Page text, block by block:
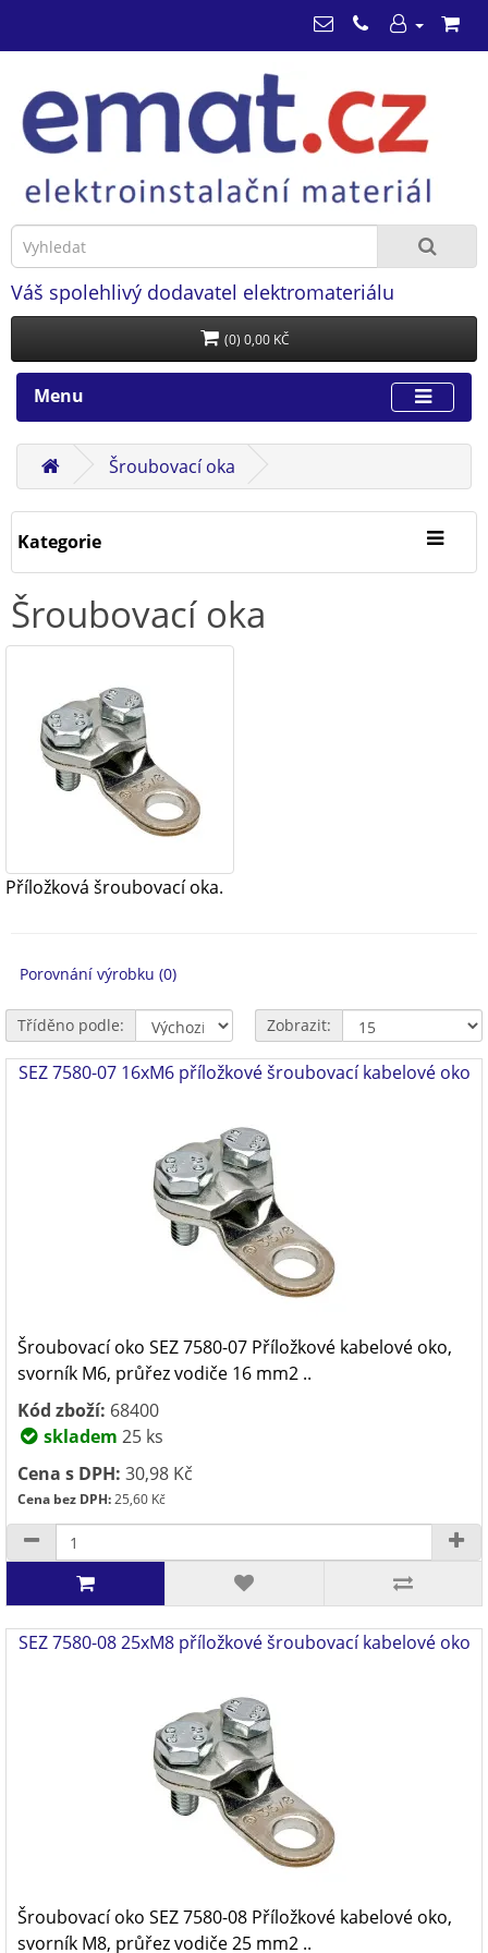
Váš spolehlivý dodavatel elektromateriálu
(0) 0,00 KČ
Menu
Šroubovací oka
Kategorie
Šroubovací oka
Příložková šroubovací oka.
Porovnání výrobku (0)
Tříděno podle: Zobrazit:
SEZ 7580-07 16xM6 příložkové šroubovací kabelové oko
Šroubovací oko SEZ 7580-07 Příložkové kabelové oko,
svorník M6, průřez vodiče 16 mm2 ..
Kód zboží: 68400
skladem 25 ks
Cena s DPH: 30,98 Kč
Cena bez DPH:25,60 Kč
SEZ 7580-08 25xM8 příložkové šroubovací kabelové oko
Šroubovací oko SEZ 7580-08 Příložkové kabelové oko,
svorník M8, průřez vodiče 25 mm2 ..